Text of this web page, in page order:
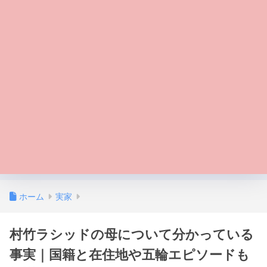
ホーム 実家
村竹ラシッドの母について分かっている
事実｜国籍と在住地や五輪エピソードも